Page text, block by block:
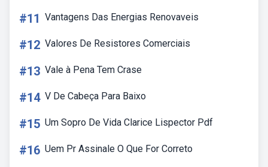
#11 Vantagens Das Energias Renovaveis
#12 Valores De Resistores Comerciais
#13 Vale à Pena Tem Crase
#14 V De Cabeça Para Baixo
#15 Um Sopro De Vida Clarice Lispector Pdf
#16 Uem Pr Assinale O Que For Correto